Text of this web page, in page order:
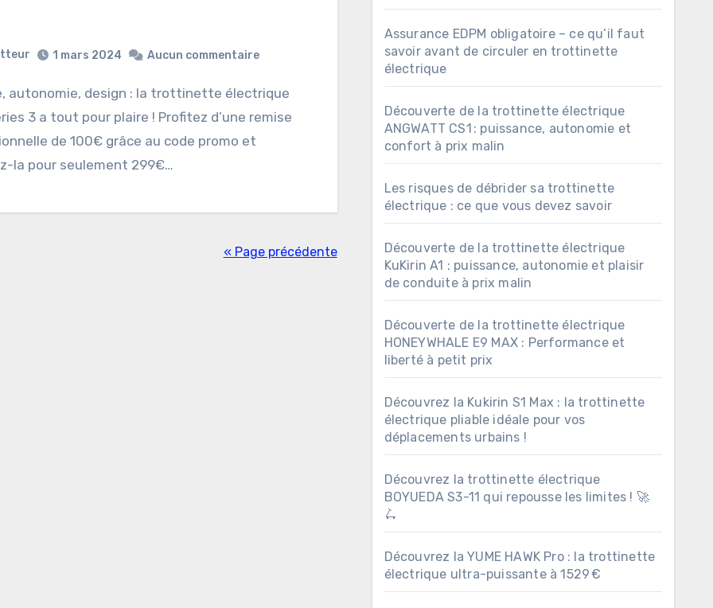
1 mars 2024 Aucun commentaire
3 a tout pour plaire ! Profitez d’une remise
de 100€ grâce au code promo et
la pour seulement 299€…
« Page précédente
Assurance EDPM obligatoire – ce qu’il faut
savoir avant de circuler en trottinette
électrique
Découverte de la trottinette électrique
ANGWATT CS1 : puissance, autonomie et
confort à prix malin
Les risques de débrider sa trottinette
électrique : ce que vous devez savoir
Découverte de la trottinette électrique
KuKirin A1 : puissance, autonomie et plaisir
de conduite à prix malin
Découverte de la trottinette électrique
HONEYWHALE E9 MAX : Performance et
liberté à petit prix
Découvrez la Kukirin S1 Max : la trottinette
électrique pliable idéale pour vos
déplacements urbains !
Découvrez la trottinette électrique
BOYUEDA S3-11 qui repousse les limites ! 🚀
🛴
Découvrez la YUME HAWK Pro : la trottinette
électrique ultra-puissante à 1529 €